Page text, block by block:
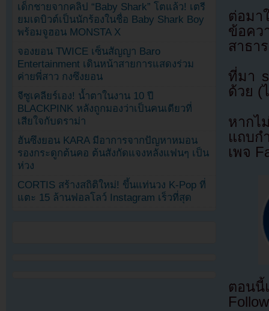
ต่อม
ข้อคว
สาธา
ที่มา
ด้วย (
หากไ
แถบก
เพจ
ตอนนี้
เด็กชายจากคลิป “Baby Shark” โตแล้ว! เตรี
ยมเดบิวต์เป็นนักร้องในชื่อ Baby Shark Boy
พร้อมจูฮอน MONSTA X
จองยอน TWICE เซ็นสัญญา Baro
Entertainment เดินหน้าสายการแสดงร่วม
ค่ายพี่สาว กงซึงยอน
จีซูเคลียร์เอง! น้ำตาในงาน 10 ปี
BLACKPINK หลังถูกมองว่าเป็นคนเดียวที่
เสียใจกับดราม่า
ฮันซึงยอน KARA มีอาการจากปัญหาหมอน
รองกระดูกต้นคอ ต้นสังกัดแจงหลังแฟนๆ เป็น
ห่วง
CORTIS สร้างสถิติใหม่! ขึ้นแท่นวง K-Pop ที่
แตะ 15 ล้านฟอลโลว์ Instagram เร็วที่สุด